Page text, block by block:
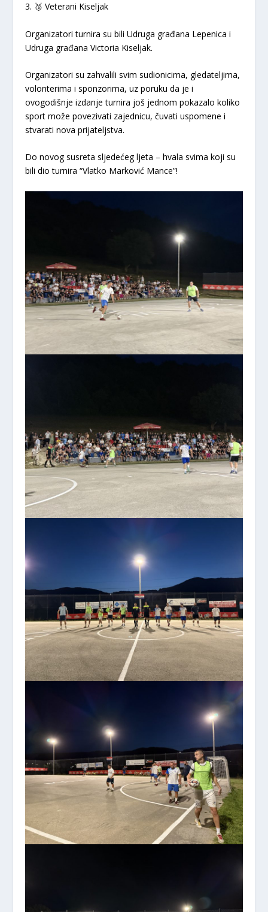
3. 🥉 Veterani Kiseljak
Organizatori turnira su bili Udruga građana Lepenica i
Udruga građana Victoria Kiseljak.
Organizatori su zahvalili svim sudionicima, gledateljima,
volonterima i sponzorima, uz poruku da je i
ovogodišnje izdanje turnira još jednom pokazalo koliko
sport može povezivati zajednicu, čuvati uspomene i
stvarati nova prijateljstva.
Do novog susreta sljedećeg ljeta – hvala svima koji su
bili dio turnira “Vlatko Marković Mance”!